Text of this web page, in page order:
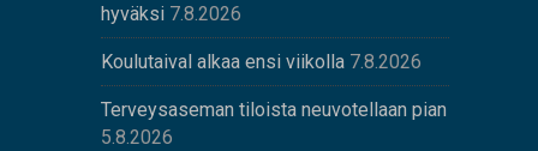
hyväksi 7.8.2026
Koulutaival alkaa ensi viikolla 7.8.2026
Terveysaseman tiloista neuvotellaan pian
5.8.2026